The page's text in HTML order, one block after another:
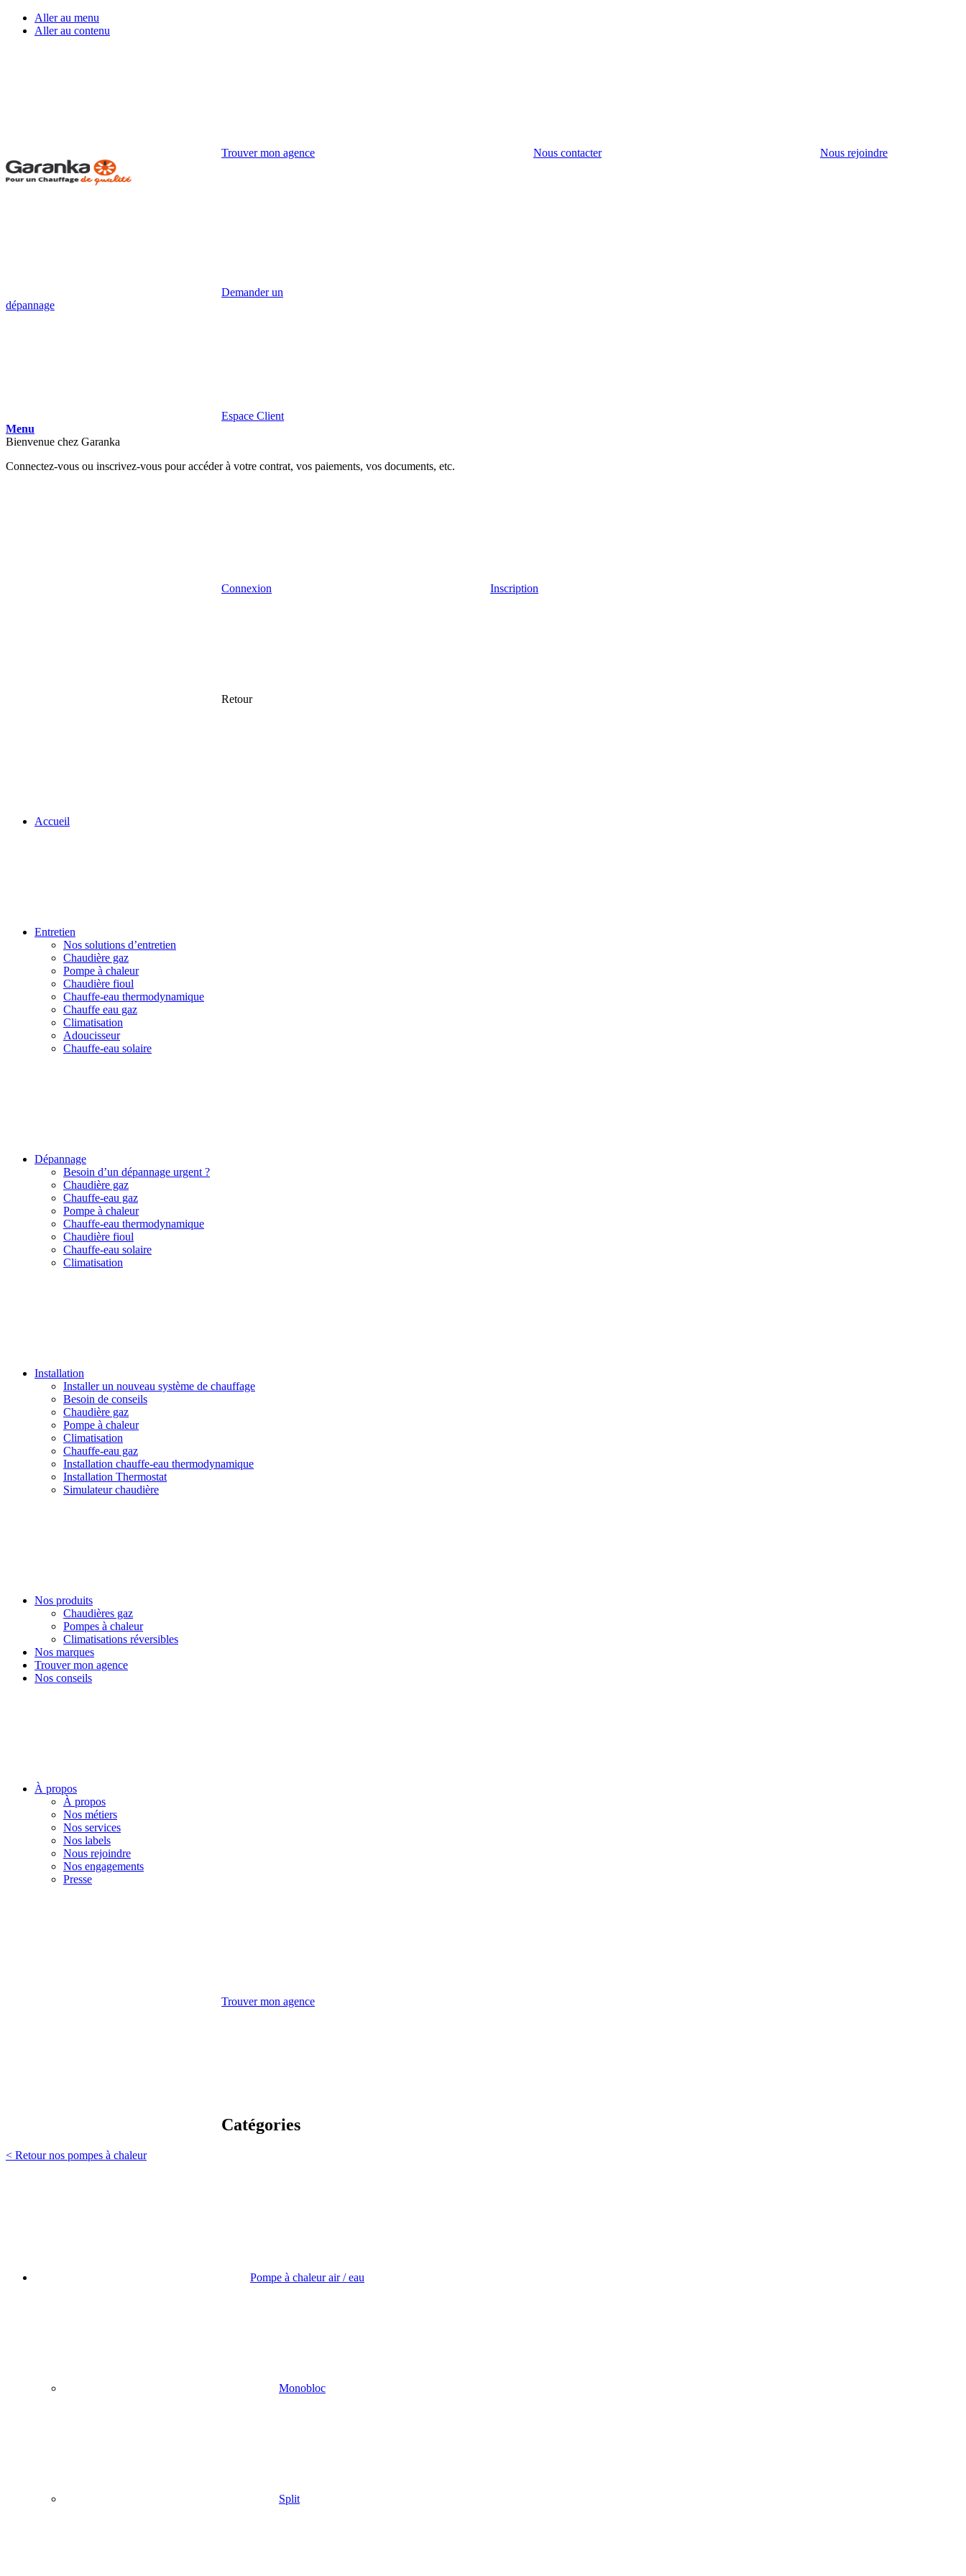
Aller au menu
Aller au contenu
Trouver mon agence Nous contacter Nous rejoindre
Demander un
dépannage
Espace Client
Menu
Bienvenue chez Garanka
Connectez-vous ou inscrivez-vous pour accéder à votre contrat, vos paiements, vos documents, etc.
Connexion Inscription
Retour
Accueil
Entretien
Nos solutions d’entretien
Chaudière gaz
Pompe à chaleur
Chaudière fioul
Chauffe-eau thermodynamique
Chauffe eau gaz
Climatisation
Adoucisseur
Chauffe-eau solaire
Dépannage
Besoin d’un dépannage urgent ?
Chaudière gaz
Chauffe-eau gaz
Pompe à chaleur
Chauffe-eau thermodynamique
Chaudière fioul
Chauffe-eau solaire
Climatisation
Installation
Installer un nouveau système de chauffage
Besoin de conseils
Chaudière gaz
Pompe à chaleur
Climatisation
Chauffe-eau gaz
Installation chauffe-eau thermodynamique
Installation Thermostat
Simulateur chaudière
Nos produits
Chaudières gaz
Pompes à chaleur
Climatisations réversibles
Nos marques
Trouver mon agence
Nos conseils
À propos
À propos
Nos métiers
Nos services
Nos labels
Nous rejoindre
Nos engagements
Presse
Trouver mon agence
Catégories
< Retour nos pompes à chaleur
Pompe à chaleur air / eau
Monobloc
Split